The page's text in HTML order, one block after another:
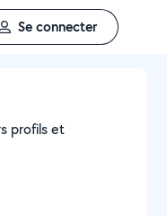
Se connecter
profils et